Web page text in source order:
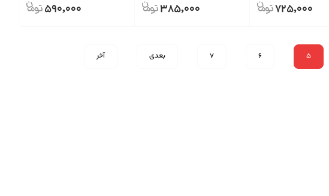
725,000
385,000
590,000
5
6
7 بعدی آخر